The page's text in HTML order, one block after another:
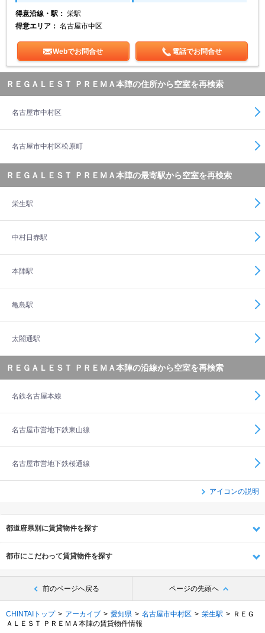
得意沿線・駅： 栄駅
得意エリア： 名古屋市中区
Webでお問合せ 電話でお問合せ
ＲＥＧＡＬＥＳＴ ＰＲＥＭＡ本陣の住所から空室を再検索
名古屋市中村区
名古屋市中村区松原町
ＲＥＧＡＬＥＳＴ ＰＲＥＭＡ本陣の最寄駅から空室を再検索
栄生駅
中村日赤駅
本陣駅
亀島駅
太閤通駅
ＲＥＧＡＬＥＳＴ ＰＲＥＭＡ本陣の沿線から空室を再検索
名鉄名古屋本線
名古屋市営地下鉄東山線
名古屋市営地下鉄桜通線
アイコンの説明
都道府県別に賃貸物件を探す
都市にこだわって賃貸物件を探す
前のページへ戻る ページの先頭へ
CHINTAIトップ アーカイブ 愛知県 名古屋市中村区 栄生駅
ＲＥＧ
ＡＬＥＳＴ ＰＲＥＭＡ本陣の賃貸物件情報